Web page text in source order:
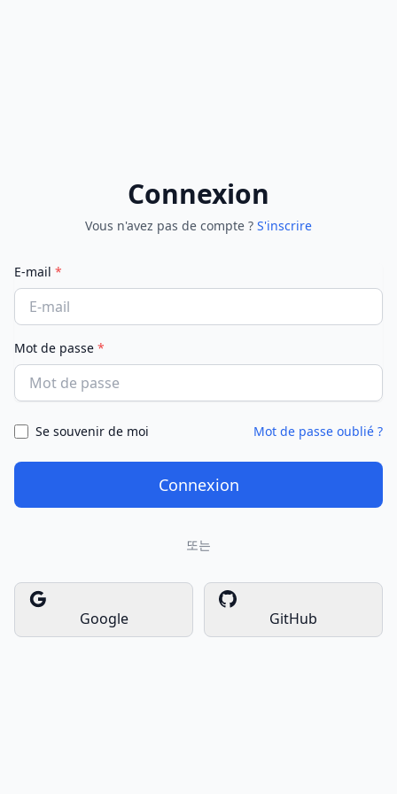
Connexion
Vous n'avez pas de compte ? S'inscrire
E-mail *
Mot de passe *
Se souvenir de moi Mot de passe oublié ?
Connexion
또는
Google GitHub